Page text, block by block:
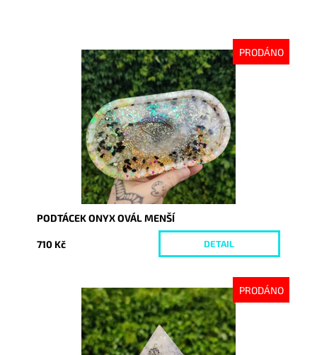
PRODÁNO
Dostupnost:
Vyprodáno
9042
PODTÁCEK ONYX OVÁL MENŠÍ
710 Kč DETAIL
PRODÁNO
Dostupnost:
Vyprodáno
8719